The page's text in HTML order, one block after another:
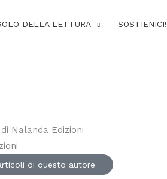
DELLA LETTURA SOSTIENICI!
di questo autore